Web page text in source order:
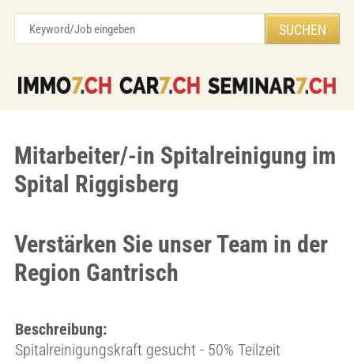
Mitarbeiter/-in Spitalreinigung im
Spital Riggisberg
Verstärken Sie unser Team in der
Region Gantrisch
Beschreibung:
Spitalreinigungskraft gesucht - 50% Teilzeit